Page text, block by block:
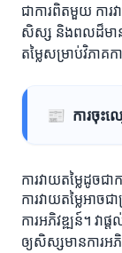
ជាការពិតមួយ ការ
សិស្ស និងពលដ៏មាន
តម្លៃសម្រាប់វិភាគ
📰 ការចុះឈ្
ការវាយតម្លៃដូច
ការវាយតម្លៃអា
ការអភិវឌ្ឍន៍។ វាផ្
ឲ្យសិស្សមានការអភិ